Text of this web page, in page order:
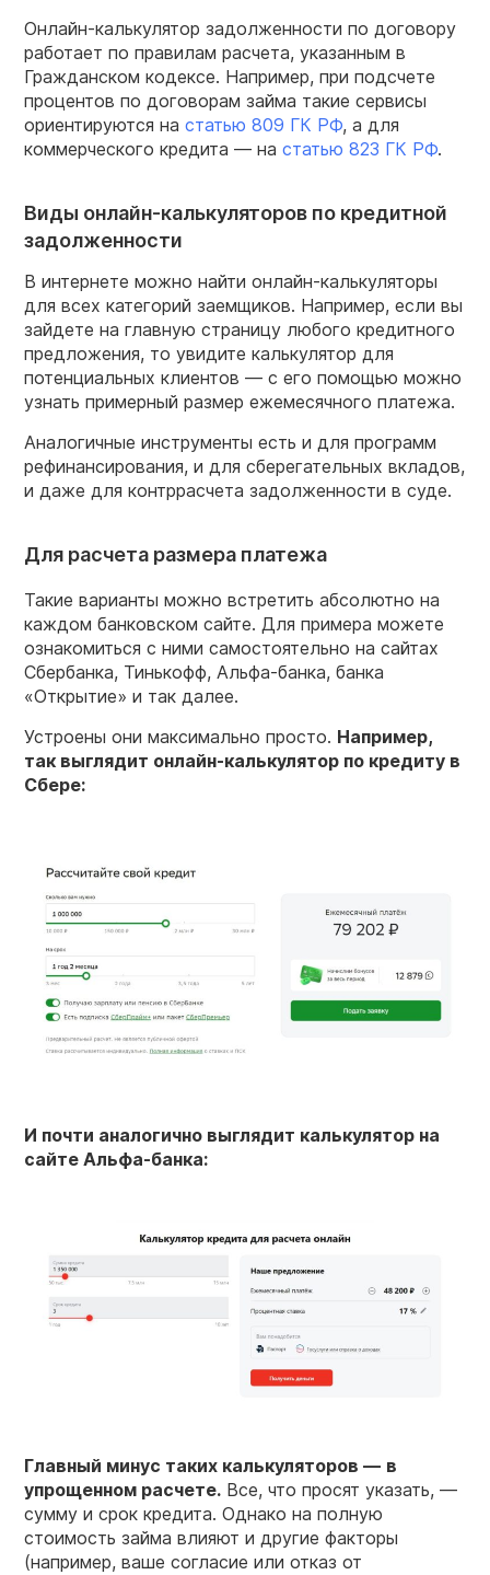
Онлайн-калькулятор задолженности по договору
работает по правилам расчета, указанным в
Гражданском кодексе. Например, при подсчете
процентов по договорам займа такие сервисы
ориентируются на статью 809 ГК РФ, а для
коммерческого кредита — на статью 823 ГК РФ.
Виды онлайн-калькуляторов по кредитной
задолженности
В интернете можно найти онлайн-калькуляторы
для всех категорий заемщиков. Например, если вы
зайдете на главную страницу любого кредитного
предложения, то увидите калькулятор для
потенциальных клиентов — с его помощью можно
узнать примерный размер ежемесячного платежа.
Аналогичные инструменты есть и для программ
рефинансирования, и для сберегательных вкладов,
и даже для контррасчета задолженности в суде.
Для расчета размера платежа
Такие варианты можно встретить абсолютно на
каждом банковском сайте. Для примера можете
ознакомиться с ними самостоятельно на сайтах
Сбербанка, Тинькофф, Альфа-банка, банка
«Открытие» и так далее.
Устроены они максимально просто. Например,
так выглядит онлайн-калькулятор по кредиту в
Сбере:
И почти аналогично выглядит калькулятор на
сайте Альфа-банка:
Главный минус таких калькуляторов — в
упрощенном расчете. Все, что просят указать, —
сумму и срок кредита. Однако на полную
стоимость займа влияют и другие факторы
(например, ваше согласие или отказ от